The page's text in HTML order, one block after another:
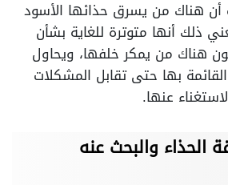
أن هناك من يسرق حذائها الأسود
ذلك أنها متوترة للغاية بشأن
هناك من يمكر خلفها، ويحاول
بها حتى تقابل المشكلات
عنها.
الحذاء والبحث عنه